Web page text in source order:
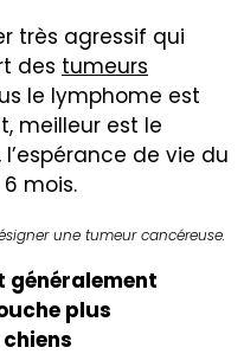
très agressif qui
des tumeurs
le lymphome est
meilleur est le
de vie du
mois.
une tumeur cancéreuse.
généralement
plus